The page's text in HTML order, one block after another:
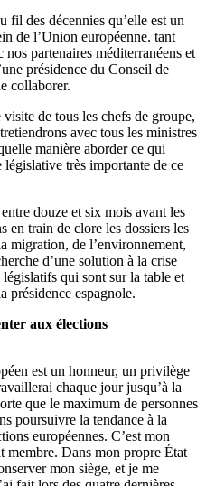
fil des décennies qu’elle est un
de l’Union européenne. tant
nos partenaires méditerranéens et
présidence du Conseil de
collaborer.
de tous les chefs de groupe,
avec tous les ministres
manière aborder ce qui
très importante de ce
douze et six mois avant les
en train de clore les dossiers les
migration, de l’environnement,
d’une solution à la crise
qui sont sur la table et
présidence espagnole.
aux élections
est un honneur, un privilège
chaque jour jusqu’à la
que le maximum de personnes
poursuivre la tendance à la
européennes. C’est mon
Dans mon propre État
mon siège, et je me